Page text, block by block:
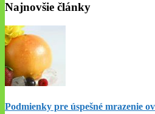
Najnovšie články
Podmienky pre úspešné mrazenie